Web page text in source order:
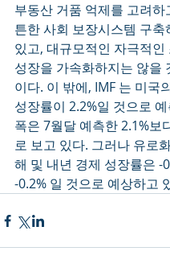
부동산 거품 억제를 고려하
튼한 사회 보장시스템 구축
있고, 대규모적인 자극적인
성장을 가속화하지는 않을
이다. 이 밖에, IMF 는 미국
성장률이 2.2%일 것으로
폭은 7월달 예측한 2.1%보
로 보고 있다. 그러나 유로
해 및 내년 경제 성장률은 -
-0.2% 일 것으로 예상하고